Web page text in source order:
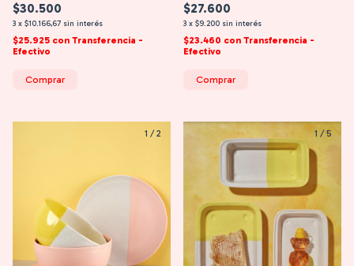
$30.500
3 x $10.166,67 sin interés
$25.925 con Transferencia -
Efectivo
Comprar
$27.600
3 x $9.200 sin interés
$23.460 con Transferencia -
Efectivo
Comprar
1 /2 1 /5